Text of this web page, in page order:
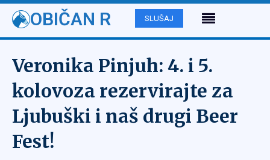
OBIČAN R SLUŠAJ
Veronika Pinjuh: 4. i 5.
kolovoza rezervirajte za
Ljubuški i naš drugi Beer
Fest!